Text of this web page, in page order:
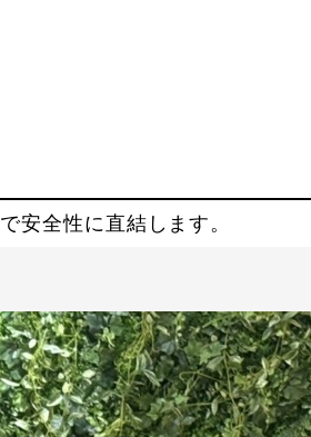
で安全性に直結します。